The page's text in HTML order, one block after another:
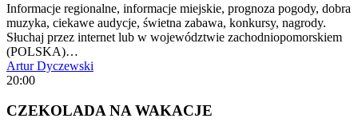
Informacje regionalne, informacje miejskie, prognoza pogody, dobra
muzyka, ciekawe audycje, świetna zabawa, konkursy, nagrody.
Słuchaj przez internet lub w województwie zachodniopomorskiem
(POLSKA)…
Artur Dyczewski
20:00
CZEKOLADA NA WAKACJE